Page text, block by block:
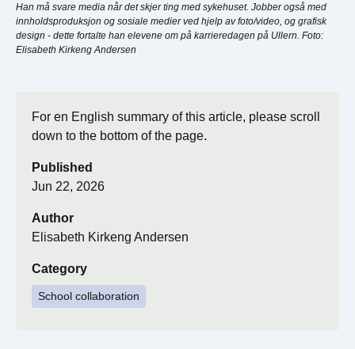
Han må svare media når det skjer ting med sykehuset. Jobber også med
innholdsproduksjon og sosiale medier ved hjelp av foto/video, og grafisk
design - dette fortalte han elevene om på karrieredagen på Ullern. Foto:
Elisabeth Kirkeng Andersen
For en English summary of this article, please scroll
down to the bottom of the page.
Published
Jun 22, 2026
Author
Elisabeth Kirkeng Andersen
Category
School collaboration